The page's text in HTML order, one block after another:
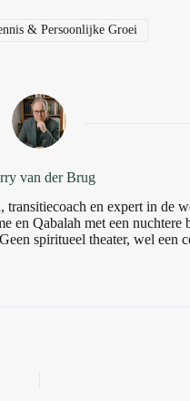
& Persoonlijke Groei
van der Brug
en expert in de
en Qabalah met een
spiritueel theater, wel een